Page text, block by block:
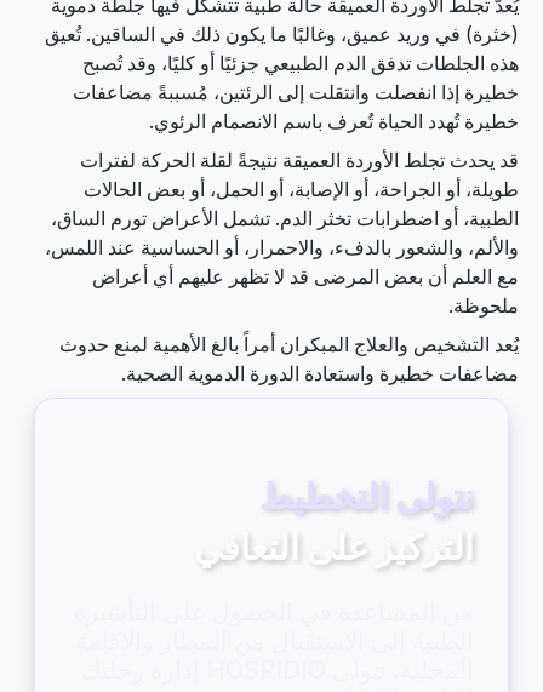
يُعدّ تجلط الأوردة العميقة حالة طبية تتشكل فيها جلطة دموية
(خثرة) في وريد عميق، وغالبًا ما يكون ذلك في الساقين. تُعيق
هذه الجلطات تدفق الدم الطبيعي جزئيًا أو كليًا، وقد تُصبح
خطيرة إذا انفصلت وانتقلت إلى الرئتين، مُسببةً مضاعفات
خطيرة تُهدد الحياة تُعرف باسم الانصمام الرئوي.
قد يحدث تجلط الأوردة العميقة نتيجةً لقلة الحركة لفترات
طويلة، أو الجراحة، أو الإصابة، أو الحمل، أو بعض الحالات
الطبية، أو اضطرابات تخثر الدم. تشمل الأعراض تورم الساق،
والألم، والشعور بالدفء، والاحمرار، أو الحساسية عند اللمس،
مع العلم أن بعض المرضى قد لا تظهر عليهم أي أعراض
ملحوظة.
يُعد التشخيص والعلاج المبكران أمراً بالغ الأهمية لمنع حدوث
مضاعفات خطيرة واستعادة الدورة الدموية الصحية.
نتولى التخطيط
التركيز على التعافي